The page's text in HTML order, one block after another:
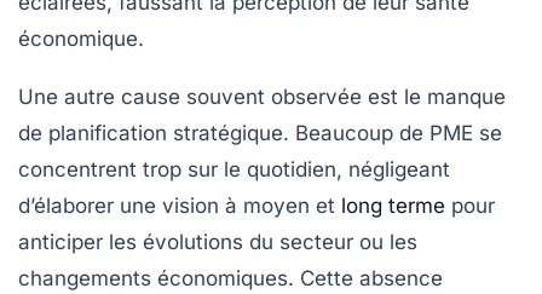
économique.
Une autre cause souvent observée est le manque
de planification stratégique. Beaucoup de PME se
concentrent trop sur le quotidien, négligeant
d’élaborer une vision à moyen et long terme pour
anticiper les évolutions du secteur ou les
changements économiques. Cette absence